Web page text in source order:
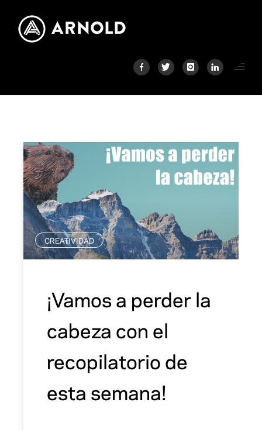
CREATIVIDAD
¡Vamos a perder la
cabeza con el
recopilatorio de
esta semana!